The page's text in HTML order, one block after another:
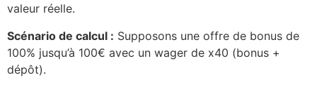
valeur réelle.
Scénario de calcul : Supposons une offre de bonus de
100% jusqu’à 100€ avec un wager de x40 (bonus +
dépôt).